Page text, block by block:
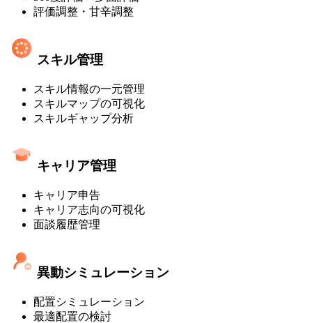
プ
レ
ス]
評価調整・甘辛調整
スキル管理
スキル情報の一元管理
スキルマップの可視化
スキルギャップ分析
キャリア管理
キャリア申告
キャリア志向の可視化
面談履歴管理
異動シミュレーション
配置シミュレーション
最適配置の検討